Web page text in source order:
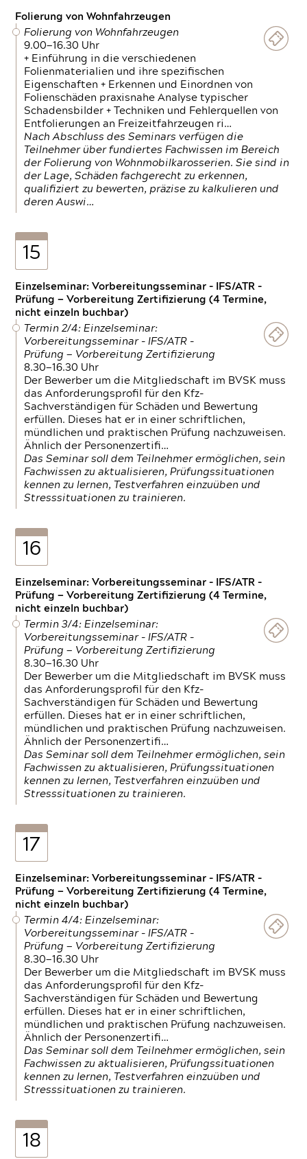
Folierung von Wohnfahrzeugen
Folierung von Wohnfahrzeugen
9.00—16.30 Uhr
+ Einführung in die verschiedenen
Folienmaterialien und ihre spezifischen
Eigenschaften + Erkennen und Einordnen von
Folienschäden praxisnahe Analyse typischer
Schadensbilder + Techniken und Fehlerquellen von
Entfolierungen an Freizeitfahrzeugen ri…
Nach Abschluss des Seminars verfügen die
Teilnehmer über fundiertes Fachwissen im Bereich
der Folierung von Wohnmobilkarosserien. Sie sind in
der Lage, Schäden fachgerecht zu erkennen,
qualifiziert zu bewerten, präzise zu kalkulieren und
deren Auswi…
15
Einzelseminar: Vorbereitungsseminar - IFS/ATR -
Prüfung — Vorbereitung Zertifizierung (4 Termine,
nicht einzeln buchbar)
Termin 2/4: Einzelseminar:
Vorbereitungsseminar - IFS/ATR -
Prüfung — Vorbereitung Zertifizierung
8.30—16.30 Uhr
Der Bewerber um die Mitgliedschaft im BVSK muss
das Anforderungsprofil für den Kfz-
Sachverständigen für Schäden und Bewertung
erfüllen. Dieses hat er in einer schriftlichen,
mündlichen und praktischen Prüfung nachzuweisen.
Ähnlich der Personenzertifi…
Das Seminar soll dem Teilnehmer ermöglichen, sein
Fachwissen zu aktualisieren, Prüfungssituationen
kennen zu lernen, Testverfahren einzuüben und
Stresssituationen zu trainieren.
16
Einzelseminar: Vorbereitungsseminar - IFS/ATR -
Prüfung — Vorbereitung Zertifizierung (4 Termine,
nicht einzeln buchbar)
Termin 3/4: Einzelseminar:
Vorbereitungsseminar - IFS/ATR -
Prüfung — Vorbereitung Zertifizierung
8.30—16.30 Uhr
Der Bewerber um die Mitgliedschaft im BVSK muss
das Anforderungsprofil für den Kfz-
Sachverständigen für Schäden und Bewertung
erfüllen. Dieses hat er in einer schriftlichen,
mündlichen und praktischen Prüfung nachzuweisen.
Ähnlich der Personenzertifi…
Das Seminar soll dem Teilnehmer ermöglichen, sein
Fachwissen zu aktualisieren, Prüfungssituationen
kennen zu lernen, Testverfahren einzuüben und
Stresssituationen zu trainieren.
17
Einzelseminar: Vorbereitungsseminar - IFS/ATR -
Prüfung — Vorbereitung Zertifizierung (4 Termine,
nicht einzeln buchbar)
Termin 4/4: Einzelseminar:
Vorbereitungsseminar - IFS/ATR -
Prüfung — Vorbereitung Zertifizierung
8.30—16.30 Uhr
Der Bewerber um die Mitgliedschaft im BVSK muss
das Anforderungsprofil für den Kfz-
Sachverständigen für Schäden und Bewertung
erfüllen. Dieses hat er in einer schriftlichen,
mündlichen und praktischen Prüfung nachzuweisen.
Ähnlich der Personenzertifi…
Das Seminar soll dem Teilnehmer ermöglichen, sein
Fachwissen zu aktualisieren, Prüfungssituationen
kennen zu lernen, Testverfahren einzuüben und
Stresssituationen zu trainieren.
18